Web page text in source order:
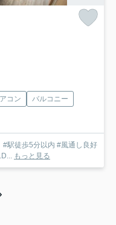
コン
バルコニー
もっと見る